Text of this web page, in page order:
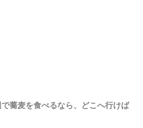
蕎麦を食べるなら、どこへ行けば